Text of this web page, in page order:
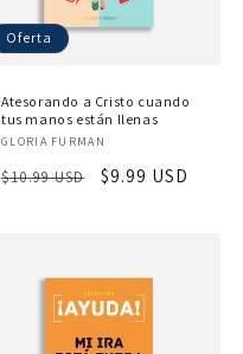
Oferta
Atesorando a Cristo cuando
tus manos están llenas
Proveedor:
GLORIA FURMAN
Precio
$10.99 USD
Precio
$9.99 USD